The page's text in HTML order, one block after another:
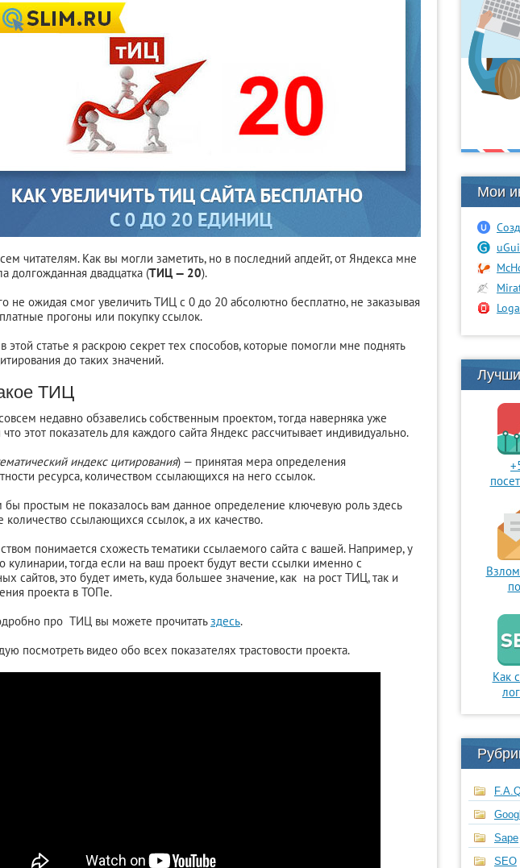
читателям. Как вы могли заметить, но в последний апдейт, от Яндекса мне
долгожданная двадцатка (ТИЦ — 20).
не ожидая смог увеличить ТИЦ с 0 до 20 абсолютно бесплатно, не заказывая
прогоны или покупку ссылок.
этой статье я раскрою секрет тех способов, которые помогли мне поднять
до таких значений.
ТИЦ
недавно обзавелись собственным проектом, тогда наверняка уже
этот показатель для каждого сайта Яндекс рассчитывает индивидуально.
индекс цитирования) — принятая мера определения
ресурса, количеством ссылающихся на него ссылок.
бы простым не показалось вам данное определение ключевую роль здесь
количество ссылающихся ссылок, а их качество.
понимается схожесть тематики ссылаемого сайта с вашей. Например, у
кулинарии, тогда если на ваш проект будут вести ссылки именно с
сайтов, это будет иметь, куда большее значение, как на рост ТИЦ, так и
проекта в ТОПе.
про ТИЦ вы можете прочитатьздесь.
посмотреть видео обо всех показателях трастовости проекта.
Мои
Как
Sape
SEO